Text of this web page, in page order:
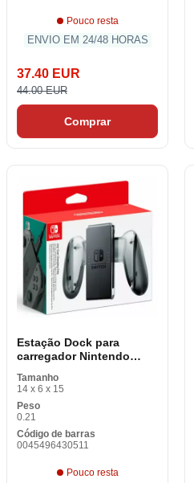
Pouco resta
ENVIO EM 24/48 HORAS
37.40 EUR
44.00 EUR
Comprar
Estação Dock para
carregador Nintendo
Preto
Tamanho
14 x 6 x 15
Peso
0.21
Código de barras
0045496430511
Pouco resta